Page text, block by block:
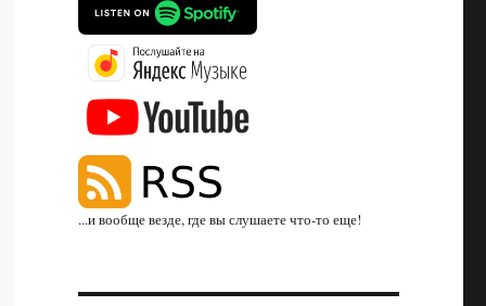
...и вообще везде, где вы слушаете что-то еще!